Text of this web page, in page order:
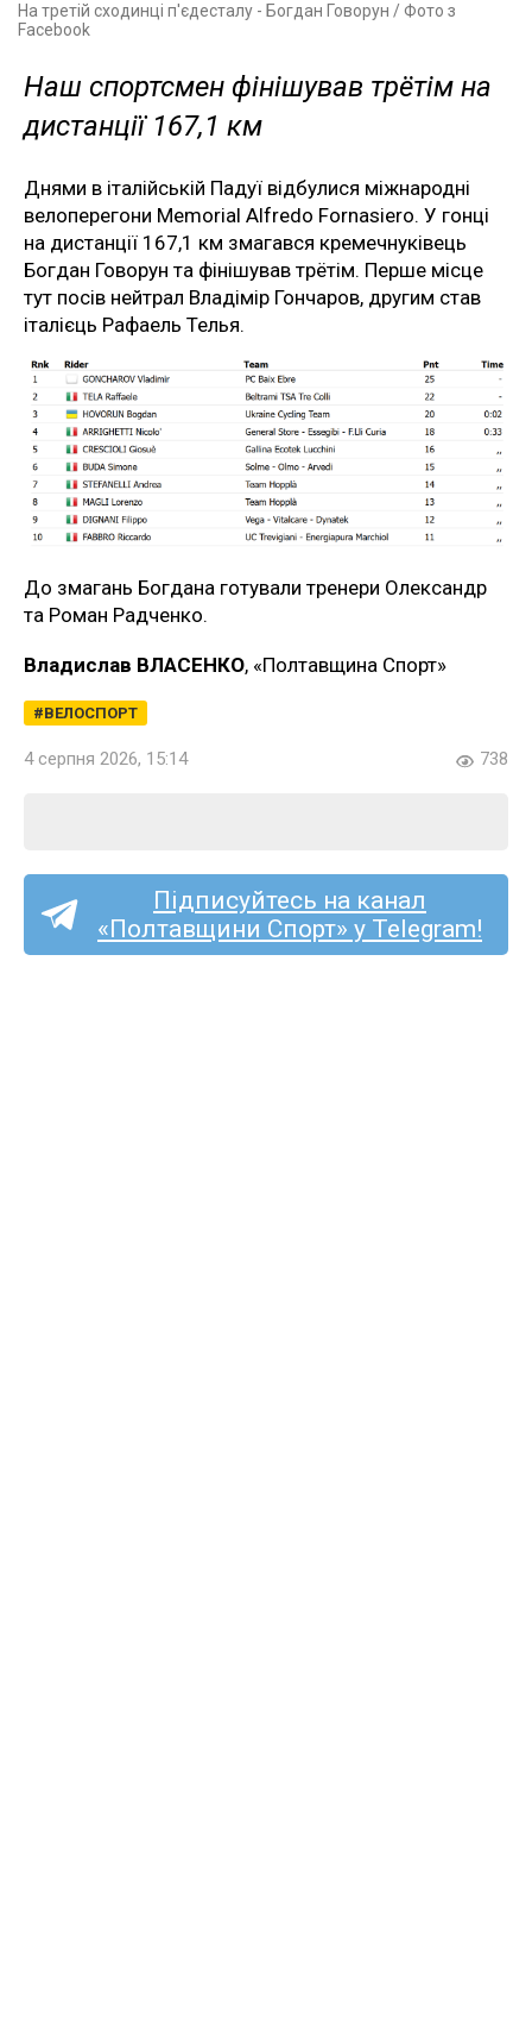
На третій сходинці п'єдесталу - Богдан Говорун / Фото з
Facebook
Наш спортсмен фінішував трётім на
дистанції 167,1 км
Днями в італійській Падуї відбулися міжнародні
велоперегони Memorial Alfredo Fornasiero. У гонці
на дистанції 167,1 км змагався кремечнуківець
Богдан Говорун та фінішував трётім. Перше місце
тут посів нейтрал Владімір Гончаров, другим став
італієць Рафаель Телья.
До змагань Богдана готували тренери Олександр
та Роман Радченко.
Владислав ВЛАСЕНКО, «Полтавщина Спорт»
ВЕЛОСПОРТ
4 серпня 2026, 15:14 738
Підписуйтесь на канал
«Полтавщини Спорт» у Telegram!